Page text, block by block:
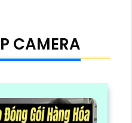
CAMERA